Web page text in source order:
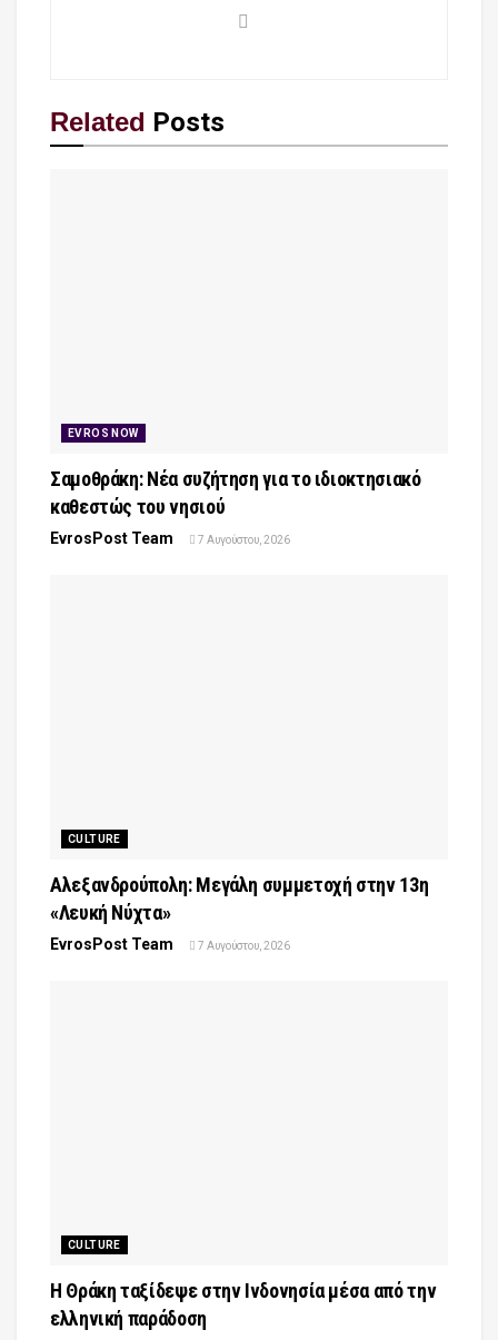
Related Posts
EVROS NOW
Σαμοθράκη: Νέα συζήτηση για το ιδιοκτησιακό
καθεστώς του νησιού
EvrosPost Team 7 Αυγούστου, 2026
CULTURE
Αλεξανδρούπολη: Μεγάλη συμμετοχή στην 13η
«Λευκή Νύχτα»
EvrosPost Team 7 Αυγούστου, 2026
CULTURE
Η Θράκη ταξίδεψε στην Ινδονησία μέσα από την
ελληνική παράδοση